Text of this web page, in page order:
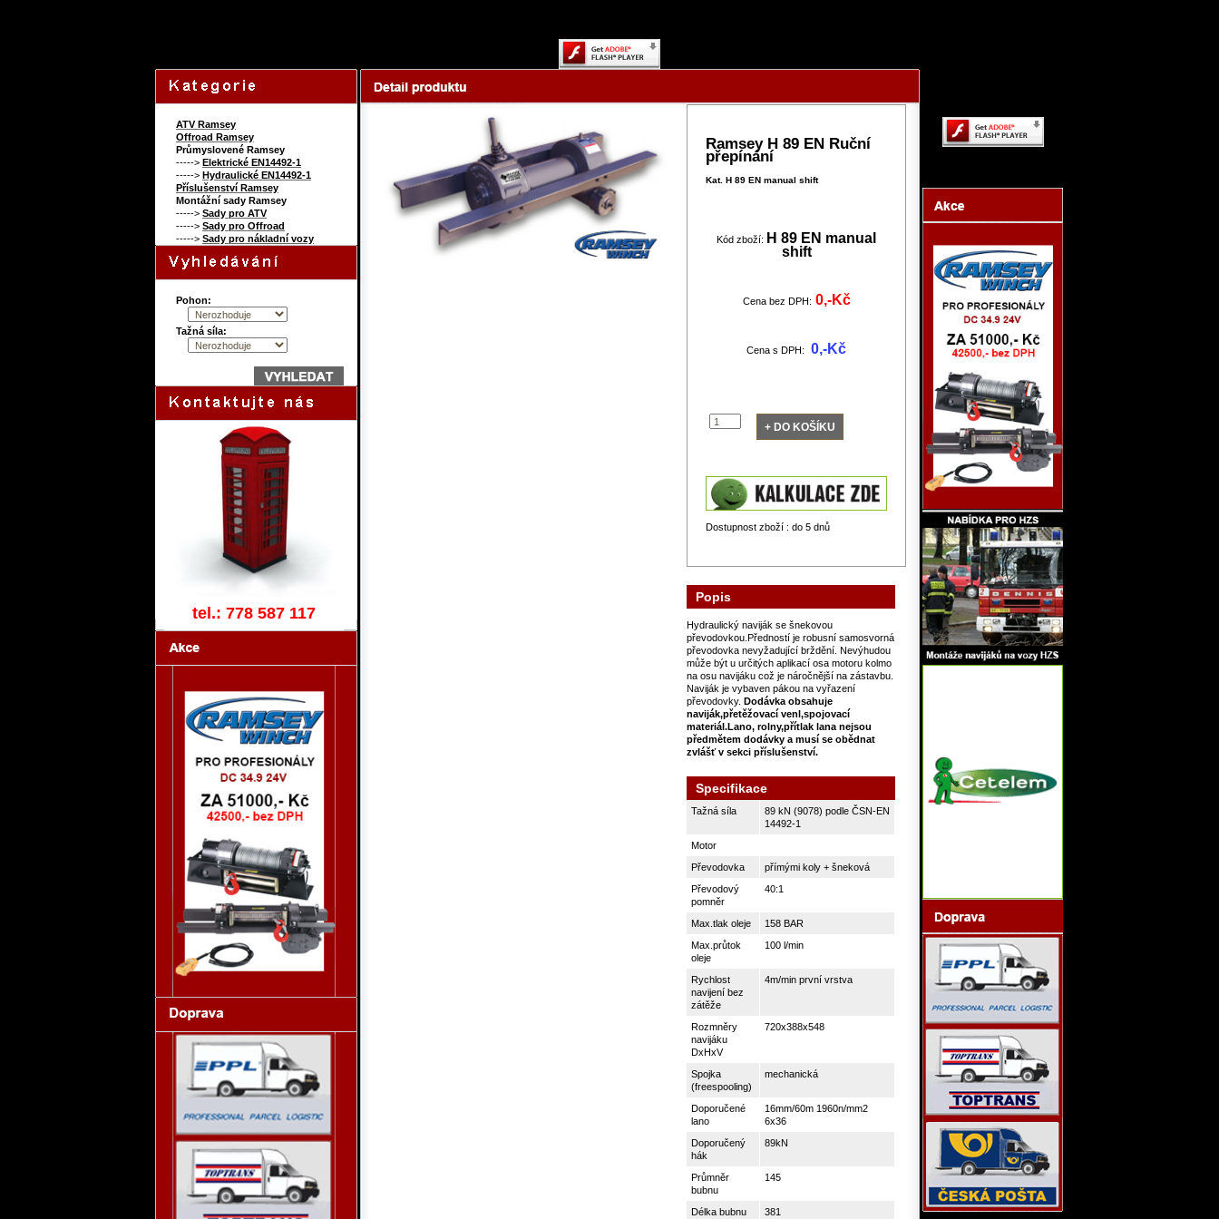
ATV Ramsey
Offroad Ramsey
Průmyslovené Ramsey
-----> Elektrické EN14492-1
-----> Hydraulické EN14492-1
Příslušenství Ramsey
Montážní sady Ramsey
-----> Sady pro ATV
-----> Sady pro Offroad
-----> Sady pro nákladní vozy
Pohon:
Tažná síla:
tel.: 778 587 117
Ramsey H 89 EN Ruční
přepínání
Kat. H 89 EN manual shift
Kód zboží: H 89 EN manual
shift
Cena bez DPH: 0,-Kč
Cena s DPH: 0,-Kč
Dostupnost zboží : do 5 dnů
Popis
Hydraulický naviják se šnekovou
převodovkou.Předností je robusní samosvorná
převodovka nevyžadující brždění. Nevýhudou
může být u určitých aplikací osa motoru kolmo
na osu navijáku což je náročnější na zástavbu.
Naviják je vybaven pákou na vyřazení
převodovky. Dodávka obsahuje
naviják,přetěžovací venl,spojovací
materiál.Lano, rolny,přítlak lana nejsou
předmětem dodávky a musí se obědnat
zvlášť v sekci příslušenství.
Specifikace
Tažná síla
89 kN (9078) podle ČSN-EN
14492-1
Motor
Převodovka
přímými koly + šneková
Převodový
pomněr
40:1
Max.tlak oleje
158 BAR
Max.průtok
oleje
100 l/min
Rychlost
navijení bez
zátěže
4m/min první vrstva
Rozmněry
navijáku
DxHxV
720x388x548
Spojka
(freespooling)
mechanická
Doporučené
lano
16mm/60m 1960n/mm2
6x36
Doporučený
hák
89kN
Průmněr
bubnu
145
Délka bubnu 381